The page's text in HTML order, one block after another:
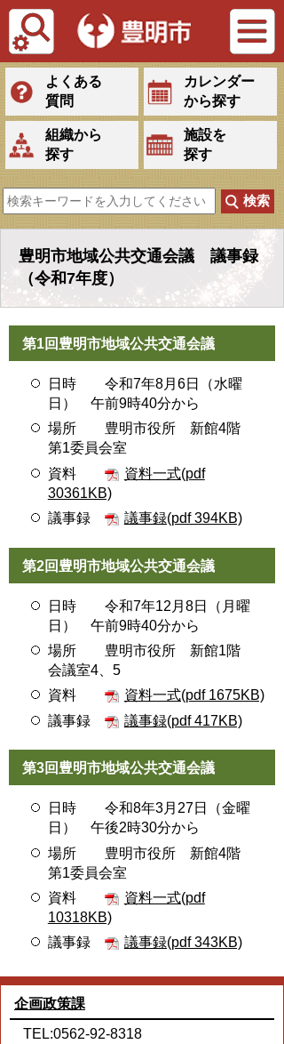
Tiếng Việt
よくある
質問
カレンダー
から探す
組織から
探す
施設を
探す
豊明市地域公共交通会議 議事録
（令和7年度）
第1回豊明市地域公共交通会議
日時 令和7年8月6日（水曜
日） 午前9時40分から
場所 豊明市役所 新館4階
第1委員会室
資料
資料一式(pdf
30361KB)
議事録
議事録(pdf 394KB)
第2回豊明市地域公共交通会議
日時 令和7年12月8日（月曜
日） 午前9時40分から
場所 豊明市役所 新館1階
会議室4、5
資料
資料一式(pdf 1675KB)
議事録
議事録(pdf 417KB)
第3回豊明市地域公共交通会議
日時 令和8年3月27日（金曜
日） 午後2時30分から
場所 豊明市役所 新館4階
第1委員会室
資料
資料一式(pdf
10318KB)
議事録
議事録(pdf 343KB)
企画政策課
TEL:0562-92-8318